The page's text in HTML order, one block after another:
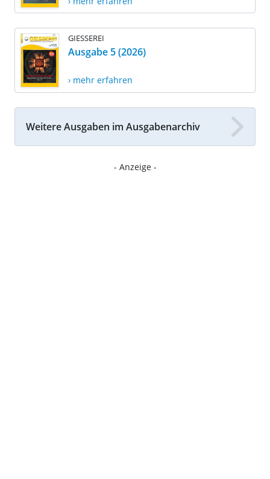
GIESSEREI
Ausgabe 5 (2026)
› mehr erfahren
Weitere Ausgaben im Ausgabenarchiv
- Anzeige -